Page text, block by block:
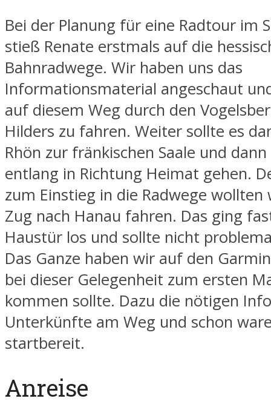
Bei der Planung für eine Radtour im
stieß Renate erstmals auf die
Bahnradwege. Wir haben uns das
Informationsmaterial angeschaut
auf diesem Weg durch den
Hilders zu fahren. Weiter sollte es
Rhön zur fränkischen Saale und
entlang in Richtung Heimat gehen.
zum Einstieg in die Radwege
Zug nach Hanau fahren. Das ging
Haustür los und sollte nicht
Das Ganze haben wir auf den
bei dieser Gelegenheit zum ersten
kommen sollte. Dazu die nötigen
Unterkünfte am Weg und schon
startbereit.
Anreise